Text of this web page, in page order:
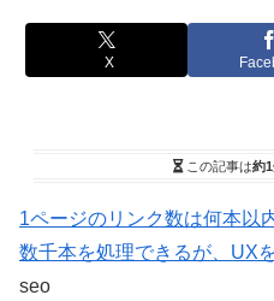
X
この記事は約
1ページのリンク数は何本以
数千本を処理できるが、UX
seo